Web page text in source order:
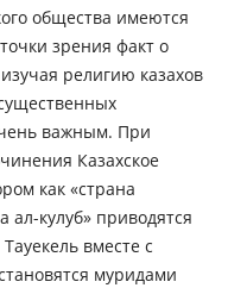
общества имеются
зрения факт о
религию казахов
важным. При
Казахское
как «страна
ал-кулуб» приводятся
вместе с
муридами